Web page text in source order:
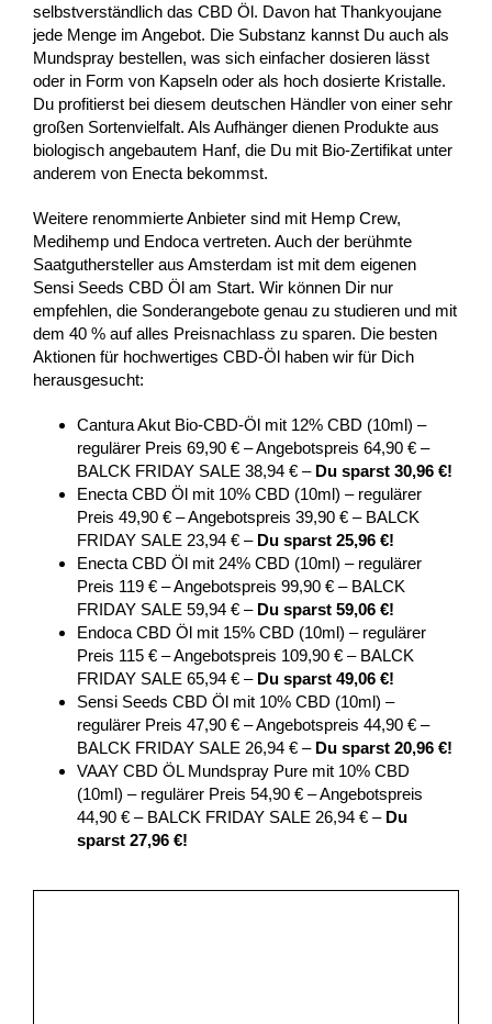
selbstverständlich das CBD Öl. Davon hat Thankyoujane
jede Menge im Angebot. Die Substanz kannst Du auch als
Mundspray bestellen, was sich einfacher dosieren lässt
oder in Form von Kapseln oder als hoch dosierte Kristalle.
Du profitierst bei diesem deutschen Händler von einer sehr
großen Sortenvielfalt. Als Aufhänger dienen Produkte aus
biologisch angebautem Hanf, die Du mit Bio-Zertifikat unter
anderem von Enecta bekommst.
Weitere renommierte Anbieter sind mit Hemp Crew,
Medihemp und Endoca vertreten. Auch der berühmte
Saatguthersteller aus Amsterdam ist mit dem eigenen
Sensi Seeds CBD Öl am Start. Wir können Dir nur
empfehlen, die Sonderangebote genau zu studieren und mit
dem 40 % auf alles Preisnachlass zu sparen. Die besten
Aktionen für hochwertiges CBD-Öl haben wir für Dich
herausgesucht:
Cantura Akut Bio-CBD-Öl mit 12% CBD (10ml) –
regulärer Preis 69,90 € – Angebotspreis 64,90 € –
BALCK FRIDAY SALE 38,94 € – Du sparst 30,96 €!
Enecta CBD Öl mit 10% CBD (10ml) – regulärer
Preis 49,90 € – Angebotspreis 39,90 € – BALCK
FRIDAY SALE 23,94 € – Du sparst 25,96 €!
Enecta CBD Öl mit 24% CBD (10ml) – regulärer
Preis 119 € – Angebotspreis 99,90 € – BALCK
FRIDAY SALE 59,94 € – Du sparst 59,06 €!
Endoca CBD Öl mit 15% CBD (10ml) – regulärer
Preis 115 € – Angebotspreis 109,90 € – BALCK
FRIDAY SALE 65,94 € – Du sparst 49,06 €!
Sensi Seeds CBD Öl mit 10% CBD (10ml) –
regulärer Preis 47,90 € – Angebotspreis 44,90 € –
BALCK FRIDAY SALE 26,94 € – Du sparst 20,96 €!
VAAY CBD ÖL Mundspray Pure mit 10% CBD
(10ml) – regulärer Preis 54,90 € – Angebotspreis
44,90 € – BALCK FRIDAY SALE 26,94 € – Du
sparst 27,96 €!